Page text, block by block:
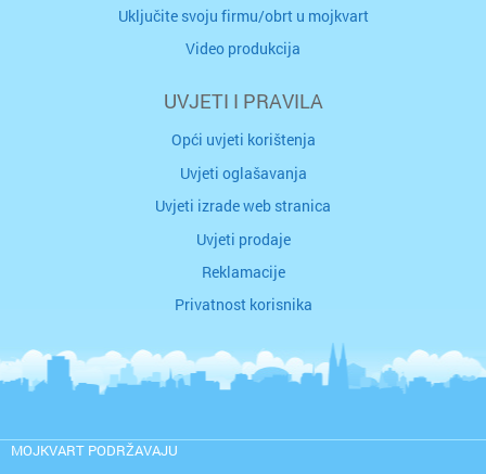
Uključite svoju firmu/obrt u mojkvart
Video produkcija
UVJETI I PRAVILA
Opći uvjeti korištenja
Uvjeti oglašavanja
Uvjeti izrade web stranica
Uvjeti prodaje
Reklamacije
Privatnost korisnika
MOJKVART PODRŽAVAJU